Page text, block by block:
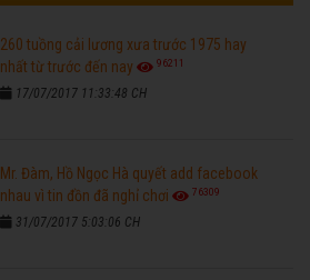
260 tuồng cải lương xưa trước 1975 hay
nhất từ trước đến nay
96211
17/07/2017 11:33:48 CH
Mr. Đàm, Hồ Ngọc Hà quyết add facebook
nhau vì tin đồn đã nghỉ chơi
76309
31/07/2017 5:03:06 CH